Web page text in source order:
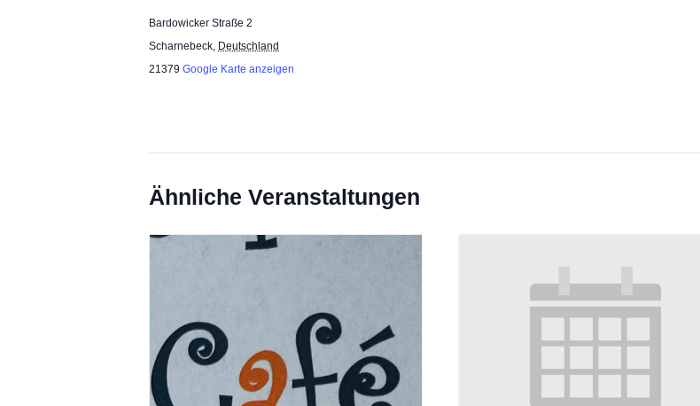
Bardowicker Straße 2
Scharnebeck, Deutschland
21379 Google Karte anzeigen
Ähnliche Veranstaltungen